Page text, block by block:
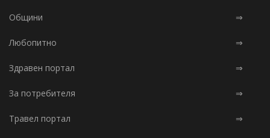
Общини ⇒
Любопитно ⇒
Здравен портал ⇒
За потребителя ⇒
Травел портал ⇒